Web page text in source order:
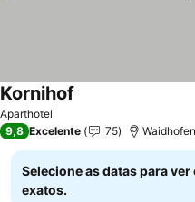
Aparthotel
Kornihof
9,8 Excelente 75
Selecione as datas para
exatos.